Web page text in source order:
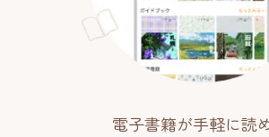
電子書籍が手軽に読